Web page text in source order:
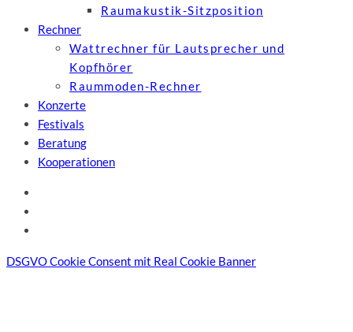
Raumakustik-Sitzposition
Rechner
Wattrechner für Lautsprecher und
Kopfhörer
Raummoden-Rechner
Konzerte
Festivals
Beratung
Kooperationen
DSGVO Cookie Consent mit Real Cookie Banner